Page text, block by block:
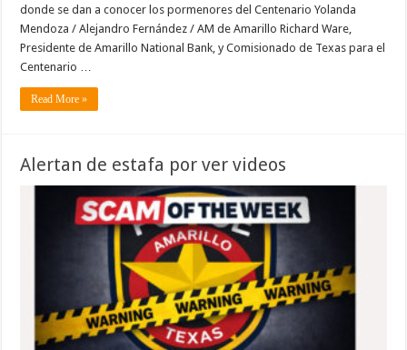
donde se dan a conocer los pormenores del Centenario Yolanda
Mendoza / Alejandro Fernández / AM de Amarillo Richard Ware,
Presidente de Amarillo National Bank, y Comisionado de Texas para el
Centenario …
Read More »
Alertan de estafa por ver videos